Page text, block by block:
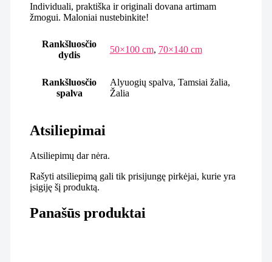
Individuali, praktiška ir originali dovana artimam
žmogui. Maloniai nustebinkite!
Rankšluosčio
dydis
50×100 cm, 70×140 cm
Rankšluosčio
spalva
Alyuogių spalva, Tamsiai žalia,
Žalia
Atsiliepimai
Atsiliepimų dar nėra.
Rašyti atsiliepimą gali tik prisijungę pirkėjai, kurie yra
įsigiję šį produktą.
Panašūs produktai